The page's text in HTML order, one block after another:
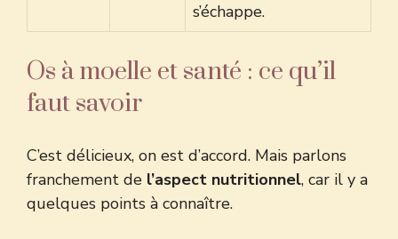
s’échappe.
Os à moelle et santé : ce qu’il
faut savoir
C’est délicieux, on est d’accord. Mais parlons
franchement de l’aspect nutritionnel, car il y a
quelques points à connaître.